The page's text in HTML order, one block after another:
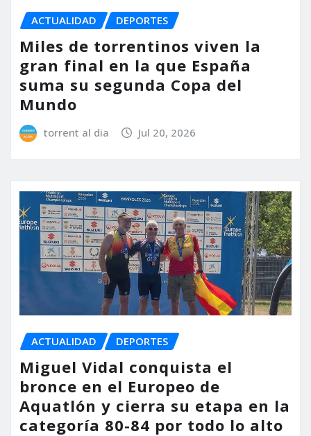
ACTUALIDAD DEPORTES
Miles de torrentinos viven la
gran final en la que España
suma su segunda Copa del
Mundo
torrent al dia Jul 20, 2026
ACTUALIDAD DEPORTES
Miguel Vidal conquista el
bronce en el Europeo de
Aquatlón y cierra su etapa en la
categoría 80-84 por todo lo alto